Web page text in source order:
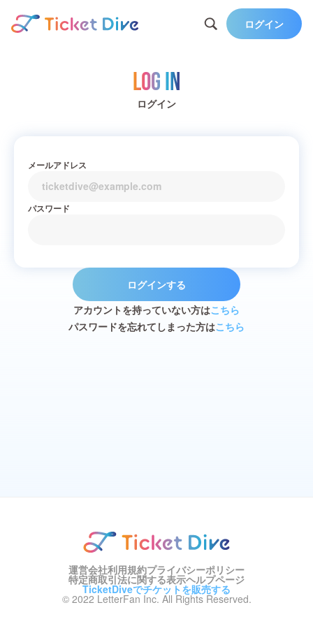
ログイン
Log in
ログイン
メールアドレス
パスワード
ログインする
アカウントを持っていない方はこちら
パスワードを忘れてしまった方はこちら
運営会社利用規約プライバシーポリシー
特定商取引法に関する表示ヘルプページ
TicketDiveでチケットを販売する
© 2022 LetterFan Inc. All Rights Reserved.